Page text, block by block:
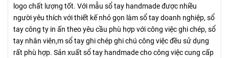
logo chất lượng tốt. Với mẫu sổ tay handmade được nhiều
người yêu thích với thiết kế nhỏ gọn làm sổ tay doanh nghiệp, sổ
tay công ty in ấn theo yêu cầu phù hợp với công việc ghi chép, sổ
tay nhân viên,m sổ tay ghi chép ghi chú công việc đều sử dụng
rất phù hợp. Sản xuất sổ tay handmade cho công việc cung cấp